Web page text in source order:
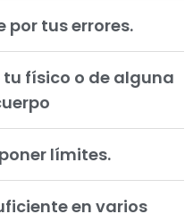
por tus errores.
tu físico o de alguna
límites.
en varios